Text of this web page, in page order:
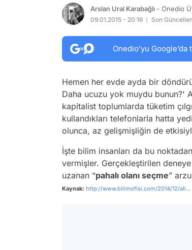
Arslan Ural Karabağlı - Onedio
09.01.2015 - 20:16 Son
Onedio’yu
Hemen her evde ayda bir
Daha ucuzu yok muydu bunun?'
kapitalist toplumlarda tüketim
kullandıkları telefonlarla hatta
olunca, az gelişmişliğin de
İşte bilim insanları da bu
vermişler. Gerçekleştirilen
uzanan “pahalı olanı seçme”
Kaynak: http://www.bilimofisi.com/2014/12/ali...